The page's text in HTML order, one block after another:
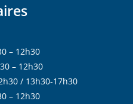
– 12h30
– 12h30
/ 13h30-17h30
– 12h30